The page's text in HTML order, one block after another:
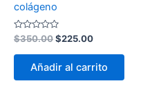
colágeno
Valorado
con
0
$350.00$225.00
Añadir al carrito